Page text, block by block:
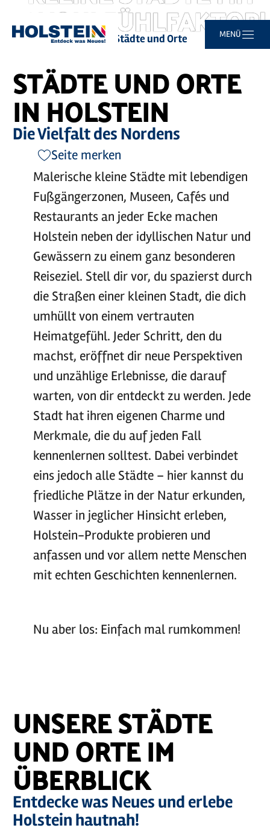
Zum
Hauptinhalt
Zur
Suche
Zur
Navigation
Zum
Footer
MENÜ
WOHLFÜHLFAKTOR!
Sie
Startseite Reiseziele Städte und Orte
STÄDTE UND ORTE
IN HOLSTEIN
Die Vielfalt des Nordens
Seite merken
Malerische kleine Städte mit lebendigen
Fußgängerzonen, Museen, Cafés und
Restaurants an jeder Ecke machen
Holstein neben der idyllischen Natur und
Gewässern zu einem ganz besonderen
Reiseziel. Stell dir vor, du spazierst durch
die Straßen einer kleinen Stadt, die dich
umhüllt von einem vertrauten
Heimatgefühl. Jeder Schritt, den du
machst, eröffnet dir neue Perspektiven
und unzählige Erlebnisse, die darauf
warten, von dir entdeckt zu werden. Jede
Stadt hat ihren eigenen Charme und
Merkmale, die du auf jeden Fall
kennenlernen solltest. Dabei verbindet
eins jedoch alle Städte – hier kannst du
friedliche Plätze in der Natur erkunden,
Wasser in jeglicher Hinsicht erleben,
Holstein-Produkte probieren und
anfassen und vor allem nette Menschen
mit echten Geschichten kennenlernen.
Nu aber los: Einfach mal rumkommen!
UNSERE STÄDTE
UND ORTE IM
ÜBERBLICK
Entdecke was Neues und erlebe
Holstein hautnah!